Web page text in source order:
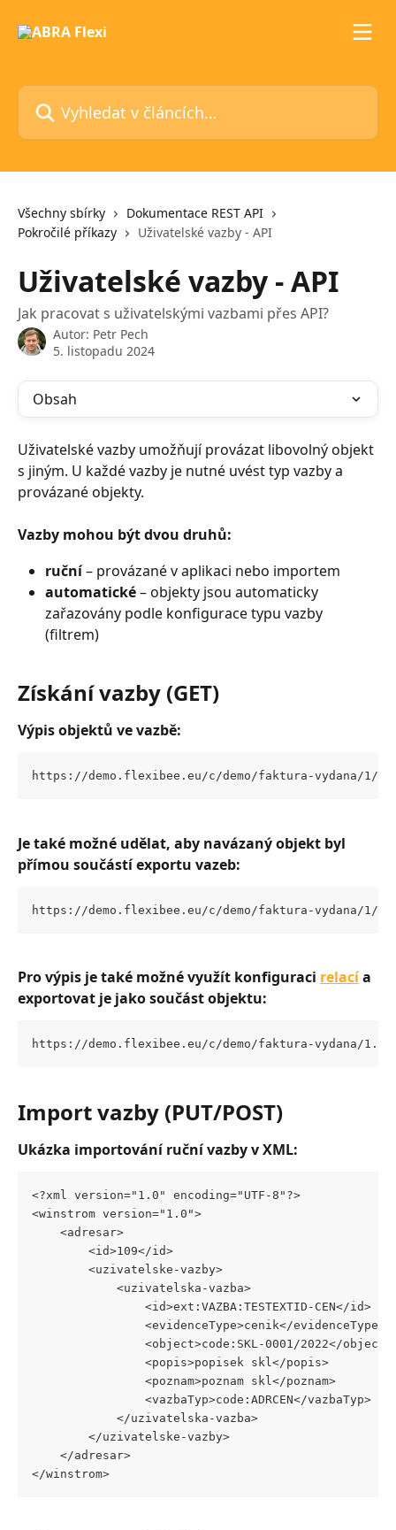
Vyhledat v článcích…
Všechny sbírky
Dokumentace REST API
Pokročilé příkazy
Uživatelské vazby - API
Uživatelské vazby - API
Jak pracovat s uživatelskými vazbami přes API?
Autor: Petr Pech
5. listopadu 2024
Obsah
Uživatelské vazby umožňují provázat libovolný objekt
s jiným. U každé vazby je nutné uvést typ vazby a
provázané objekty.
Vazby mohou být dvou druhů:
ruční – provázané v aplikaci nebo importem
automatické – objekty jsou automaticky
zařazovány podle konfigurace typu vazby
(filtrem)
Získání vazby (GET)
Výpis objektů ve vazbě:
https://demo.flexibee.eu/c/demo/faktura-vydana/1/
Je také možné udělat, aby navázaný objekt byl
přímou součástí exportu vazeb:
https://demo.flexibee.eu/c/demo/faktura-vydana/1/
Pro výpis je také možné využít konfiguraci relací a
exportovat je jako součást objektu:
https://demo.flexibee.eu/c/demo/faktura-vydana/
Import vazby (PUT/POST)
Ukázka importování ruční vazby v XML:
<?xml version="1.0" encoding="UTF-8"?>
<winstrom version="1.0">
	<adresar>
		<id>109</id>
		<uzivatelske-vazby>
			<uzivatelska-vazba>
				<id>ext:VAZBA:TESTEXTID-CEN</id>
				<evidenceType>cenik</evidenceType>
				<object>code:SKL-0001/2022</object>
				<popis>popisek skl</popis>
				<poznam>poznam skl</poznam>
				<vazbaTyp>code:ADRCEN</vazbaTyp>
			</uzivatelska-vazba>
		</uzivatelske-vazby>
	</adresar>
</winstrom>